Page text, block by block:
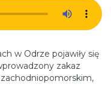
w Odrze pojawiły się
zakaz